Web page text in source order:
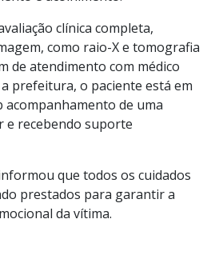
clínica completa,
como raio-X e tomografia
de atendimento com médico
prefeitura, o paciente está em
acompanhamento de uma
e recebendo suporte
que todos os cuidados
prestados para garantir a
da vítima.